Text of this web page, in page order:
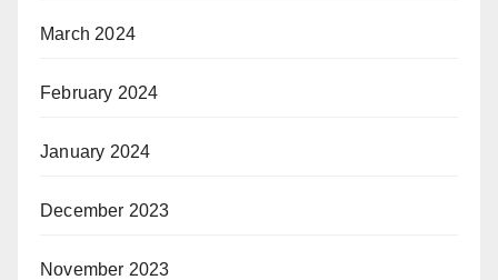
March 2024
February 2024
January 2024
December 2023
November 2023